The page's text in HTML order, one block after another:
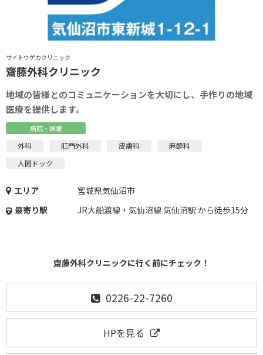
サイトウゲカクリニック
齋藤外科クリニック
地域の皆様とのコミュニケーションを大切にし、手作りの地域
医療を提供します。
病院・医療
外科 肛門外科 皮膚科
麻酔科
人間ドック
エリア
宮城県気仙沼市
最寄り駅
JR大船渡線・気仙沼線 気仙沼駅 から徒歩15分
齋藤外科クリニックに行く前にチェック！
0226-22-7260
HPを見る